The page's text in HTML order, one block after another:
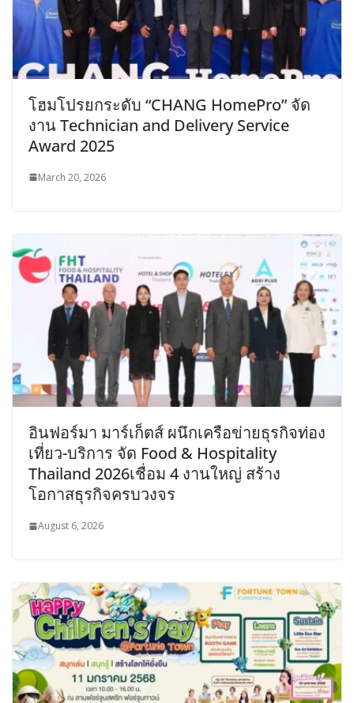
โฮมโปรยกระดับ “CHANG HomePro” จัด
งาน Technician and Delivery Service
Award 2025
March 20, 2026
อินฟอร์มา มาร์เก็ตส์ ผนึกเครือข่ายธุรกิจท่อง
เที่ยว-บริการ จัด Food & Hospitality
Thailand 2026เชื่อม 4 งานใหญ่ สร้าง
โอกาสธุรกิจครบวงจร
August 6, 2026